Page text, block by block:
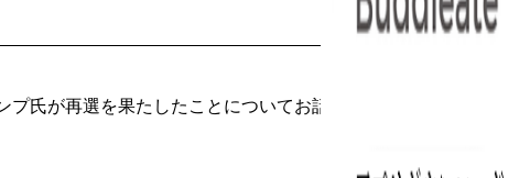
氏が再選を果たしたことについてお話ししま